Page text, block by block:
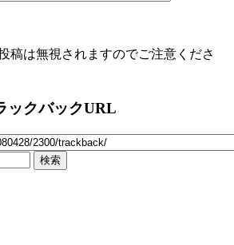
稿は無視されますのでご注意くださ
ックバックURL